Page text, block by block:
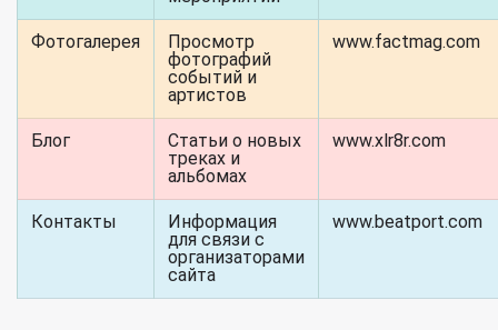
Фотогалерея
Просмотр
фотографий
событий и
артистов
www.factmag.com
Блог
Статьи о новых
треках и
альбомах
www.xlr8r.com
Контакты
Информация
для связи с
организаторами
сайта
www.beatport.com